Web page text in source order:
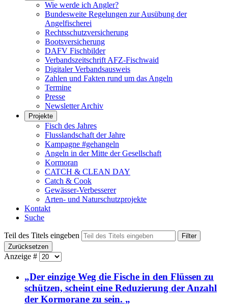
Wie werde ich Angler?
Bundesweite Regelungen zur Ausübung der
Angelfischerei
Rechtsschutzversicherung
Bootsversicherung
DAFV Fischbilder
Verbandszeitschrift AFZ-Fischwaid
Digitaler Verbandsausweis
Zahlen und Fakten rund um das Angeln
Termine
Presse
Newsletter Archiv
Projekte
Fisch des Jahres
Flusslandschaft der Jahre
Kampagne #gehangeln
Angeln in der Mitte der Gesellschaft
Kormoran
CATCH & CLEAN DAY
Catch & Cook
Gewässer-Verbesserer
Arten- und Naturschutzprojekte
Kontakt
Suche
Teil des Titels eingeben
Filter
Zurücksetzen
Anzeige #
„Der einzige Weg die Fische in den Flüssen zu
schützen, scheint eine Reduzierung der Anzahl
der Kormorane zu sein. „